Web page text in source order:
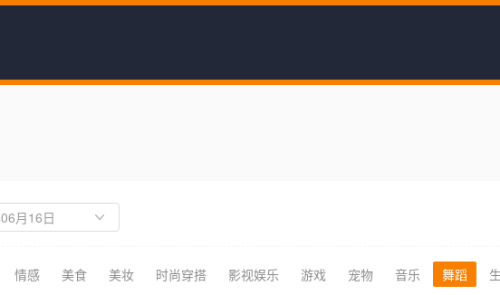
情感 美食 美妆 时尚穿搭 影视娱乐 游戏 宠物 音乐 舞蹈